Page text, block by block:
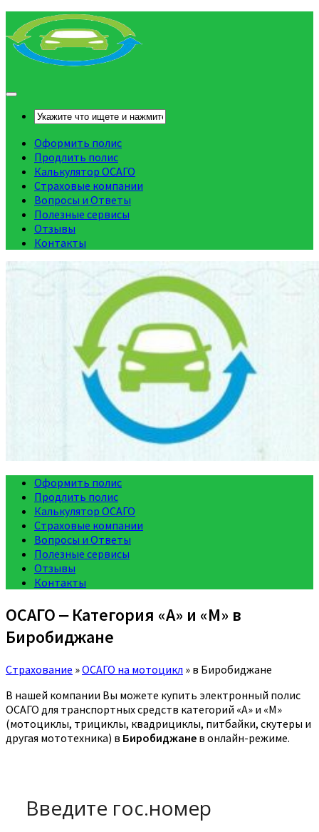
Оформить полис
Продлить полис
Калькулятор ОСАГО
Страховые компании
Вопросы и Ответы
Полезные сервисы
Отзывы
Контакты
Оформить полис
Продлить полис
Калькулятор ОСАГО
Страховые компании
Вопросы и Ответы
Полезные сервисы
Отзывы
Контакты
ОСАГО ‒ Категория «A» и «M» в
Биробиджане
Страхование »ОСАГО на мотоцикл » в Биробиджане
В нашей компании Вы можете купить электронный полис
ОСАГО для транспортных средств категорий «A» и «M»
(мотоциклы, трициклы, квадрициклы, питбайки, скутеры и
другая мототехника) в Биробиджане в онлайн-режиме.